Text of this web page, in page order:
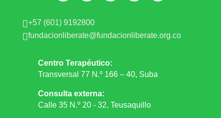
+57 (601) 9192800
fundacionliberate@fundacionliberate.org.co
Centro Terapéutico:
Transversal 77 N.º 166 – 40, Suba
Consulta externa:
Calle 35 N.º 20 - 32, Teusaquillo